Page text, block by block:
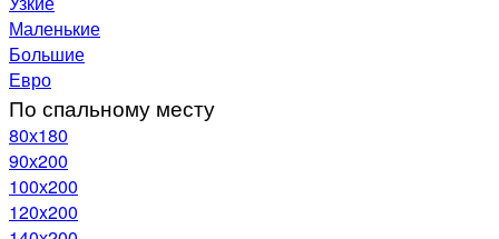
Маленькие
Большие
Евро
По спальному месту
80х180
90х200
100х200
120x200